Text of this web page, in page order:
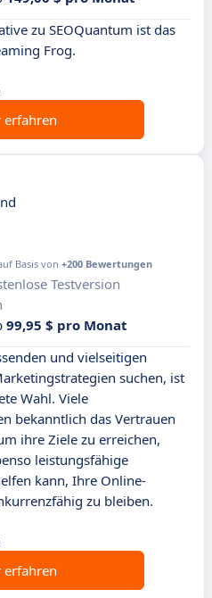
zu SEOQuantum ist das
Frog.
erfahren
Basis von +200 Bewertungen
Testversion
99,95 $ pro Monat
und vielseitigen
suchen, ist
Wahl. Viele
bekanntlich das Vertrauen
ihre Ziele zu erreichen,
leistungsfähige
kann, Ihre Online-
zu bleiben.
erfahren